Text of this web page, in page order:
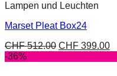
Lampen und Leuchten
Marset Pleat Box24
CHF512.00 CHF 399.00
-36%